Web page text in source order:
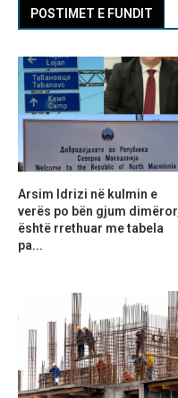
POSTIMET E FUNDIT
Arsim Idrizi në kulmin e
verës po bën gjum
është rrethuar me tabela
pa...